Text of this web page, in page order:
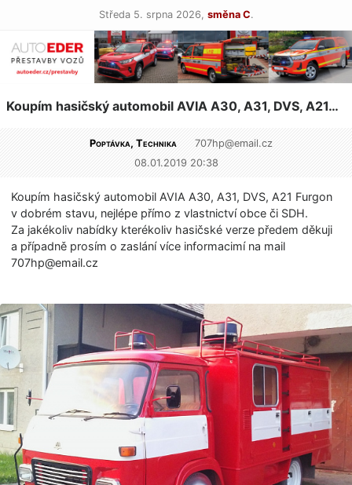
Středa 5. srpna 2026, směna C.
Koupím hasičský automobil AVIA A30, A31, DVS, A21…
Poptávka, Technika
707hp@email.cz
08.01.2019 20:38
Koupím hasičský automobil AVIA A30, A31, DVS, A21 Furgon
v dobrém stavu, nejlépe přímo z vlastnictví obce či SDH.
Za jakékoliv nabídky kterékoliv hasičské verze předem děkuji
a případně prosím o zaslání více informacimí na mail
707hp@email.cz